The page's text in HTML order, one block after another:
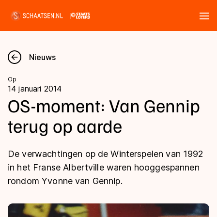
Nieuws
Kalender
Disciplines
Langebaan
Shorttrack
Uitslagen
Langebaan
Marathon
Tijden & historie
Ranglijsten Langebaan
Nieuws
Op
14 januari 2014
OS-moment: Van Gennip
terug op aarde
De verwachtingen op de Winterspelen van 1992
in het Franse Albertville waren hooggespannen
rondom Yvonne van Gennip.